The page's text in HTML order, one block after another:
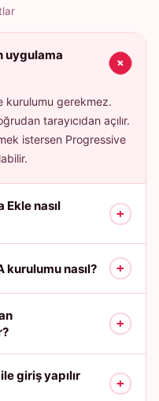
uygulama
+
kurulumu gerekmez.
tarayıcıdan açılır.
istersen Progressive
Ekle nasıl
+
kurulumu nasıl? +
+
giriş yapılır
+